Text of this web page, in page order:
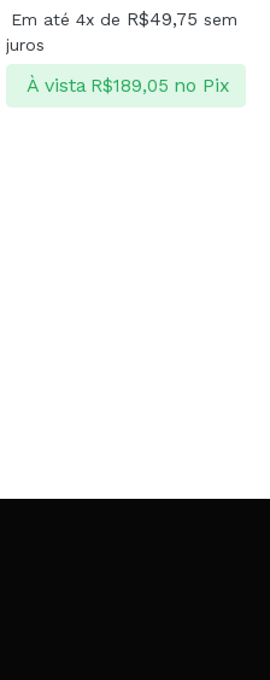
Em até 4x de R$49,75 sem
juros
À vista R$189,05 no Pix